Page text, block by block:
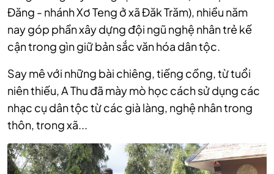
Đăng - nhánh Xơ Teng ở xã Đăk Trăm), nhiều năm
nay góp phần xây dựng đội ngũ nghệ nhân trẻ kế
cận trong gìn giữ bản sắc văn hóa dân tộc.
Say mê với những bài chiêng, tiếng cồng, từ tuổi
niên thiếu, A Thu đã mày mò học cách sử dụng các
nhạc cụ dân tộc từ các già làng, nghệ nhân trong
thôn, trong xã...